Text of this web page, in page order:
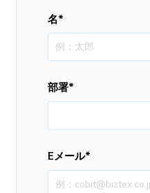
名*
部署*
Eメール*